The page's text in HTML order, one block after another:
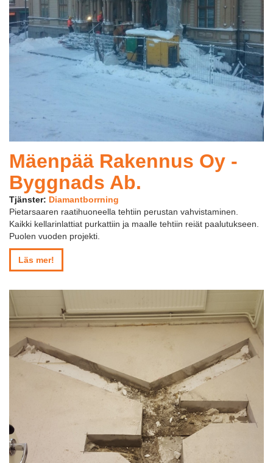
Mäenpää Rakennus Oy -
Byggnads Ab.
Tjänster: Diamantborrning
Pietarsaaren raatihuoneella tehtiin perustan vahvistaminen.
Kaikki kellarinlattiat purkattiin ja maalle tehtiin reiät paalutukseen.
Puolen vuoden projekti.
Läs mer!